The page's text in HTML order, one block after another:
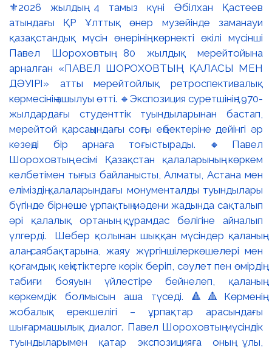
⚜️2026 жылдың 4 тамыз күні Әбілхан Қастеев
атындағы ҚР Ұлттық өнер музейінде заманауи
қазақстандық мүсін өнерінің көрнекті өкілі мүсінші
Павел Шороховтың 80 жылдық мерейтойына
арналған «ПАВЕЛ ШОРОХОВТЫҢ ҚАЛАСЫ МЕН
ДӘУІРІ» атты мерейтойлық ретроспективалық
көрмесінің ашылуы өтті. 🔹Экспозиция суретшінің 1970-
жылдардағы студенттік туындыларынан бастап,
мерейтой қарсаңындағы соңғы еңбектеріне дейінгі әр
кезеңді бір арнаға тоғыстырады. 🔸Павел
Шороховтың есімі Қазақстан қалаларының көркем
келбетімен тығыз байланысты, Алматы, Астана мен
еліміздің қалаларындағы монументалды туындылары
бүгінде бірнеше ұрпақтың мәдени жадында сақталып
әрі қалалық ортаның құрамдас бөлігіне айналып
үлгерді. Шебер қолынан шыққан мүсіндер қаланың
алаң-саябақтарына, жаяу жүргіншілеркөшелері мен
қоғамдық кеңістіктерге көрік беріп, сәулет пен өмірдің
табиғи бояуын үйлестіре бейнелеп, қаланың
көркемдік болмысын аша түседі. 🔺🔺Көрменің
жобалық ерекшелігі – ұрпақтар арасындағы
шығармашылық диалог. Павел Шороховтың мүсіндік
туындыларымен қатар экспозицияға оның ұлы,